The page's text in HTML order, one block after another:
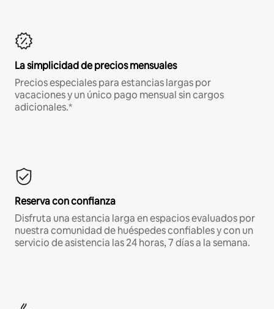
La simplicidad de precios mensuales
Precios especiales para estancias largas por
vacaciones y un único pago mensual sin cargos
adicionales.*
Reserva con confianza
Disfruta una estancia larga en espacios evaluados por
nuestra comunidad de huéspedes confiables y con un
servicio de asistencia las 24 horas, 7 días a la semana.